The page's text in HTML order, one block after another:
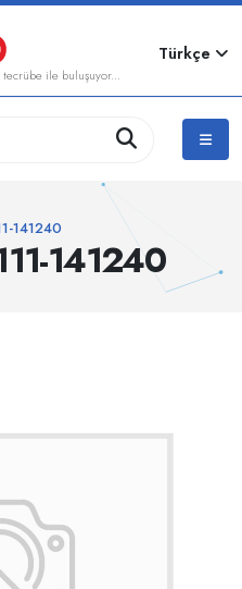
tecrübe ile buluşuyor...
Türkçe
141240
141240